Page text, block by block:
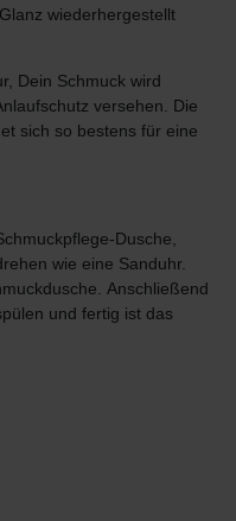
wiederhergestellt
Dein Schmuck wird
versehen. Die
sich so bestens für eine
Dusche,
wie eine Sanduhr.
Anschließend
und fertig ist das